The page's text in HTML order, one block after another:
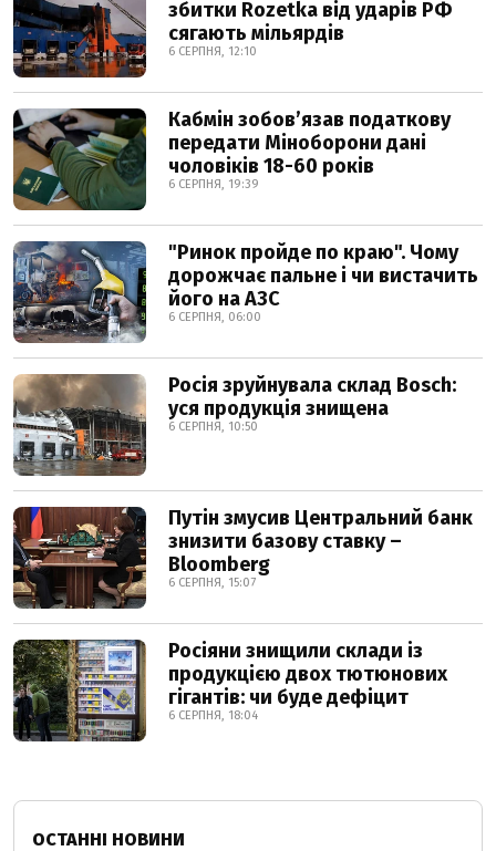
збитки Rozetka від ударів РФ
сягають мільярдів
6 СЕРПНЯ, 12:10
Кабмін зобовʼязав податкову
передати Міноборони дані
чоловіків 18-60 років
6 СЕРПНЯ, 19:39
"Ринок пройде по краю". Чому
дорожчає пальне і чи вистачить
його на АЗС
6 СЕРПНЯ, 06:00
Росія зруйнувала склад Bosch:
уся продукція знищена
6 СЕРПНЯ, 10:50
Путін змусив Центральний банк
знизити базову ставку –
Bloomberg
6 СЕРПНЯ, 15:07
Росіяни знищили склади із
продукцією двох тютюнових
гігантів: чи буде дефіцит
6 СЕРПНЯ, 18:04
ОСТАННІ НОВИНИ